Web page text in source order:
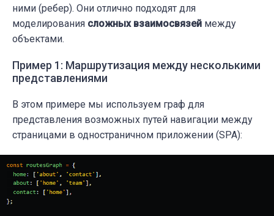
ними (ребер). Они отлично подходят для
моделирования сложных взаимосвязей между
объектами.
Пример 1: Маршрутизация между несколькими
представлениями
В этом примере мы используем граф для
представления возможных путей навигации между
страницами в одностраничном приложении (SPA):